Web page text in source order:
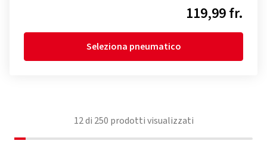
119,99 fr.
Seleziona pneumatico
12di 250 prodotti visualizzati